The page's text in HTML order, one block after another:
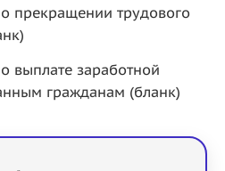
прекращении трудового
выплате заработной
гражданам (бланк)